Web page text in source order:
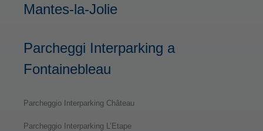
Mantes-la-Jolie
Parcheggi Interparking a
Fontainebleau
Parcheggio Interparking Château
Parcheggio Interparking L’Etape